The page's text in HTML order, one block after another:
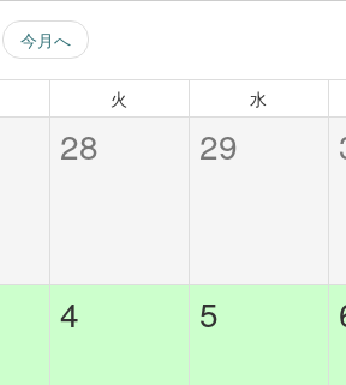
今月へ
火 水
28 29
4 5